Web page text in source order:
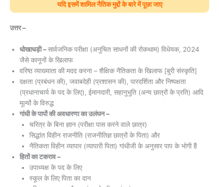
यदि इसमें शामिल नैतिक मुद्दों के बारे में पूछा जाए
उत्तर –
धोखाधड़ी –सार्वजनिक परीक्षा (अनुचित साधनों की रोकथाम) विधेयक, 2024
जैसे कानूनों के खिलाफ
वरिष्ठ व्याख्याता की मदद करना – शैक्षिक नैतिकता के खिलाफ [बुरी संस्कृति]
दक्षता (प्रबंधन की), जवाबदेही (प्रशासन की), पारदर्शिता और निष्पक्षता
(प्रधानाचार्य के पद के लिए), ईमानदारी, सहानुभूति (अन्य छात्रों के प्रति) आदि
मूल्यों के विरुद्ध
गांधी के पापों की अवधारणा का उलंघन –
चरित्र के बिना ज्ञान (परीक्षा पास करने वाले छात्र)
सिद्धांत विहीन राजनीति (राजनीतिज्ञ छात्रों के पिता) और
नैतिकता विहीन व्यापार (व्यापारी पिता) गांधीजी के अनुसार पाप के भोगी हैं
हितों का टकराव –
उपाध्यक्ष के पद के लिए
स्कूल के लिए पिता का दान